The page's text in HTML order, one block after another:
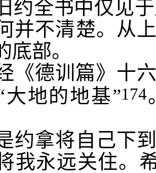
全书中仅见于
并不清楚。从
底部。
德训篇》十
大地的地基”174
拿将自己下到
我永远关住。